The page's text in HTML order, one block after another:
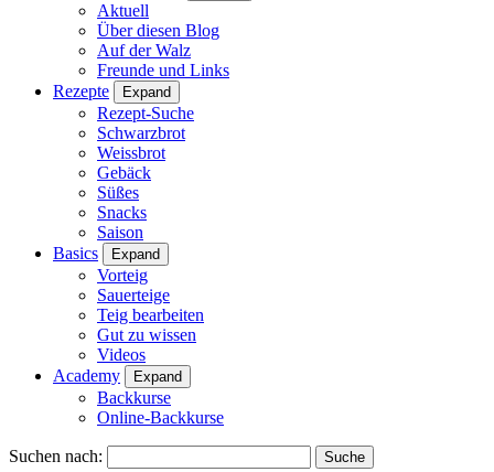
Aktuell
Über diesen Blog
Auf der Walz
Freunde und Links
Rezepte
Expand
Rezept-Suche
Schwarzbrot
Weissbrot
Gebäck
Süßes
Snacks
Saison
Basics
Expand
Vorteig
Sauerteige
Teig bearbeiten
Gut zu wissen
Videos
Academy
Expand
Backkurse
Online-Backkurse
Suchen nach: